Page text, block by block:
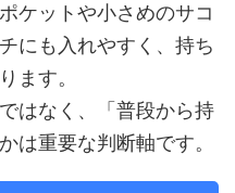
ケットや小さめのサコ
にも入れやすく、持ち
ます。
はなく、「普段から持
は重要な判断軸です。